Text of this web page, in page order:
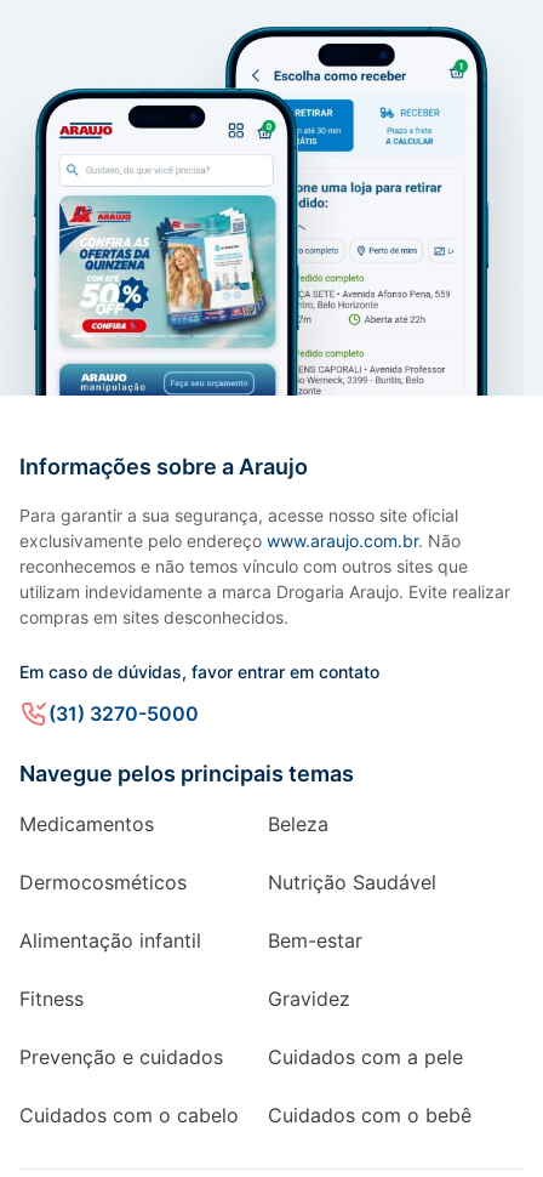
Informações sobre a Araujo
Para garantir a sua segurança, acesse nosso site oficial
exclusivamente pelo endereço www.araujo.com.br. Não
reconhecemos e não temos vínculo com outros sites que
utilizam indevidamente a marca Drogaria Araujo. Evite realizar
compras em sites desconhecidos.
Em caso de dúvidas, favor entrar em contato
(31) 3270-5000
Navegue pelos principais temas
Medicamentos Beleza
Dermocosméticos Nutrição Saudável
Alimentação infantil Bem-estar
Fitness Gravidez
Prevenção e cuidados Cuidados com a pele
Cuidados com o cabelo Cuidados com o bebê